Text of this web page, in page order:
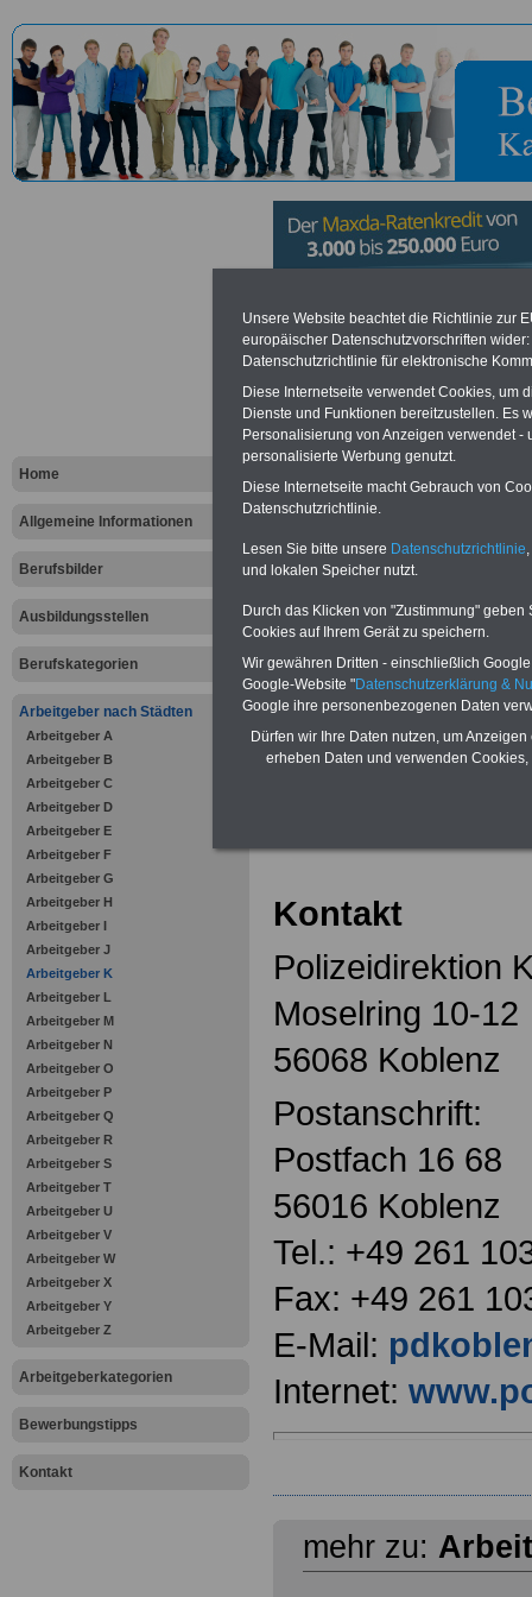
Home
Allgemeine Informationen
Berufsbilder
Ausbildungsstellen
Berufskategorien
Arbeitgeber nach Städten
Arbeitgeber A
Arbeitgeber B
Arbeitgeber C
Arbeitgeber D
Arbeitgeber E
Arbeitgeber F
Arbeitgeber G
Arbeitgeber H
Arbeitgeber I
Arbeitgeber J
Arbeitgeber K
Arbeitgeber L
Arbeitgeber M
Arbeitgeber N
Arbeitgeber O
Arbeitgeber P
Arbeitgeber Q
Arbeitgeber R
Arbeitgeber S
Arbeitgeber T
Arbeitgeber U
Arbeitgeber V
Arbeitgeber W
Arbeitgeber X
Arbeitgeber Y
Arbeitgeber Z
Arbeitgeberkategorien
Bewerbungstipps
Kontakt
Vorteile für den öffentlichen
Vergleichen und sparen
Bausparen schon ab 16 Jahren
Berufsunfähigkeitsabsicherung
Online-Vergleich Gesetzliche
Krankenkassen
Vorteile der Privaten
Krankenversicherung
zurück zur
Kontakt
Polizeidirektion
Moselring 10-12
56068 Koblenz
Postanschrift:
Postfach 16 68
56016 Koblenz
Tel.: +49 261
Fax: +49 261
E-Mail:
Internet:
mehr zu:
Unsere Website beachtet die Richtlinie zur
europäischer Datenschutzvorschriften
Datenschutzrichtlinie für elektronische
Diese Internetseite verwendet Cookies, um
Dienste und Funktionen bereitzustellen. Es
Personalisierung von Anzeigen verwendet
personalisierte Werbung genutzt.
Diese Internetseite macht Gebrauch von
Datenschutzrichtlinie.
Lesen Sie bitte unsere Datenschutzrichtlinie
und lokalen Speicher nutzt.
Durch das Klicken von "Zustimmung"
Cookies auf Ihrem Gerät zu speichern.
Wir gewähren Dritten - einschließlich
Google-Website "Datenschutzerklärung &
Google ihre personenbezogenen Daten
Dürfen wir Ihre Daten nutzen, um
erheben Daten und verwenden